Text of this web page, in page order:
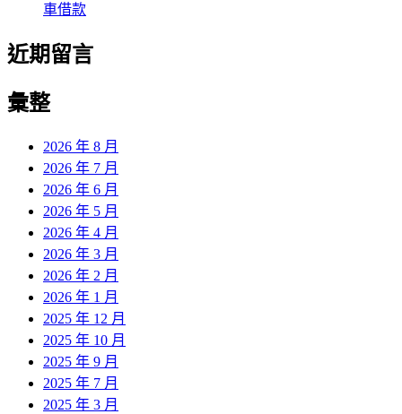
車借款
近期留言
彙整
2026 年 8 月
2026 年 7 月
2026 年 6 月
2026 年 5 月
2026 年 4 月
2026 年 3 月
2026 年 2 月
2026 年 1 月
2025 年 12 月
2025 年 10 月
2025 年 9 月
2025 年 7 月
2025 年 3 月